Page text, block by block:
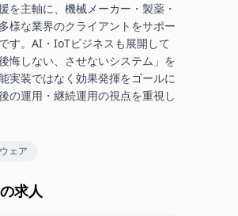
を主軸に、機械メーカー・製薬・
様な業界のクライアントをサポー
す。AI・IoTビジネスも展開して
悔しない、させないシステム」を
実装ではなく効果発揮をゴールに
の運用・継続運用の視点を重視し
ェア
求人